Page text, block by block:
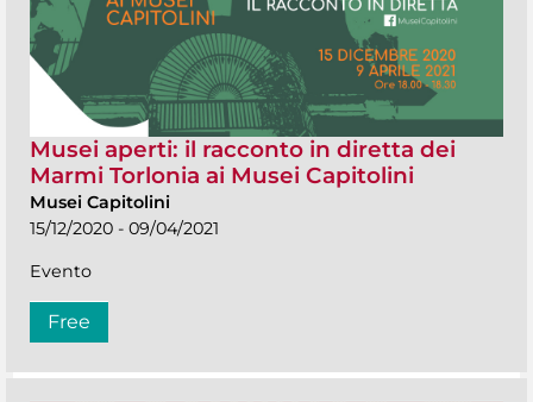
Musei aperti: il racconto in diretta dei
Marmi Torlonia ai Musei Capitolini
Musei Capitolini
15/12/2020 - 09/04/2021
Evento
Free